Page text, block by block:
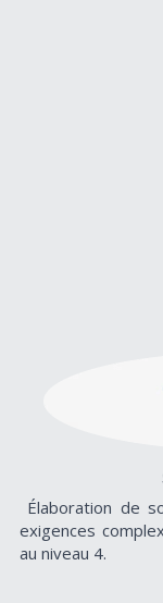
Élaboration de
exigences
au niveau 4.